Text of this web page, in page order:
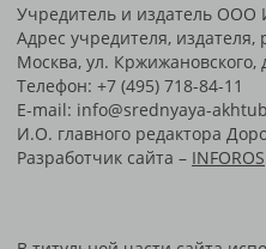
Учредитель и издатель ООО
Адрес учредителя, издателя,
Москва, ул. Кржижановского,
Телефон: +7 (495) 718-84-11
E-mail: info@srednyaya-
И.О. главного редактора
Разработчик сайта – INFOROS